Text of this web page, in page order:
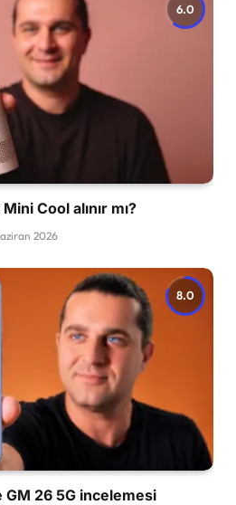
6.0
Cool alınır mı?
2026
8.0
GM 26 5G incelemesi